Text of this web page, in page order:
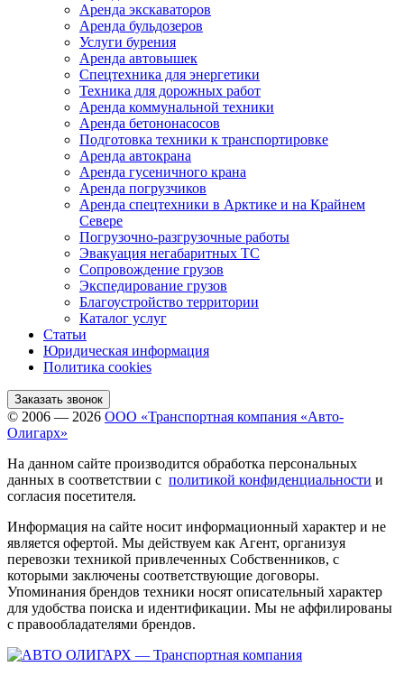
Аренда экскаваторов
Аренда бульдозеров
Услуги бурения
Аренда автовышек
Спецтехника для энергетики
Техника для дорожных работ
Аренда коммунальной техники
Аренда бетононасосов
Подготовка техники к транспортировке
Аренда автокрана
Аренда гусеничного крана
Аренда погрузчиков
Аренда спецтехники в Арктике и на Крайнем
Севере
Погрузочно-разгрузочные работы
Эвакуация негабаритных ТС
Сопровождение грузов
Экспедирование грузов
Благоустройство территории
Каталог услуг
Статьи
Юридическая информация
Политика cookies
Заказать звонок
© 2006 — 2026 ООО «Транспортная компания «Авто-
Олигарх»
На данном сайте производится обработка персональных
данных в соответствии с политикой конфиденциальности и
согласия посетителя.
Информация на сайте носит информационный характер и не
является офертой. Мы действуем как Агент, организуя
перевозки техникой привлеченных Собственников, с
которыми заключены соответствующие договоры.
Упоминания брендов техники носят описательный характер
для удобства поиска и идентификации. Мы не аффилированы
с правообладателями брендов.